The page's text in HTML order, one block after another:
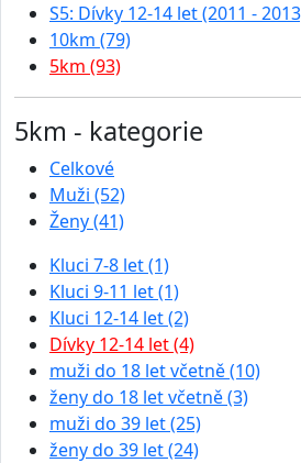
S5: Dívky 12-14 let (2011 -
10km (79)
5km (93)
5km - kategorie
Celkové
Muži (52)
Ženy (41)
Kluci 7-8 let (1)
Kluci 9-11 let (1)
Kluci 12-14 let (2)
Dívky 12-14 let (4)
muži do 18 let včetně (10)
ženy do 18 let včetně (3)
muži do 39 let (25)
ženy do 39 let (24)